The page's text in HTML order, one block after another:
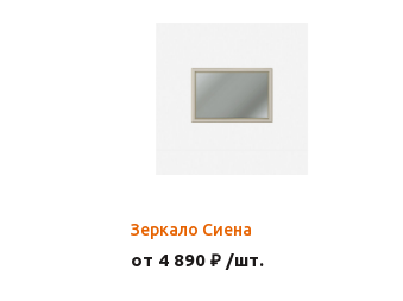
Зеркало Сиена
от 4 890 ₽ /шт.